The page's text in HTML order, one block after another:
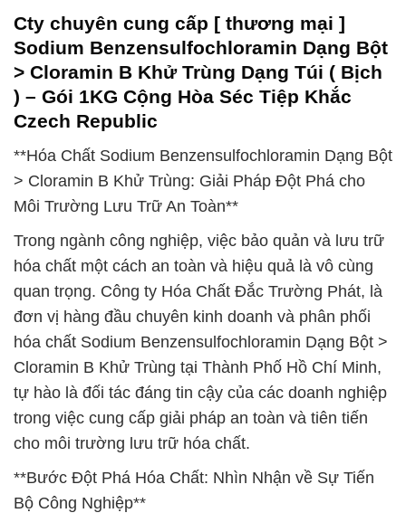
Cty chuyên cung cấp [ thương mại ]
Sodium Benzensulfochloramin Dạng Bột
> Cloramin B Khử Trùng Dạng Túi ( Bịch
) – Gói 1KG Cộng Hòa Séc Tiệp Khắc
Czech Republic
**Hóa Chất Sodium Benzensulfochloramin Dạng Bột
> Cloramin B Khử Trùng: Giải Pháp Đột Phá cho
Môi Trường Lưu Trữ An Toàn**
Trong ngành công nghiệp, việc bảo quản và lưu trữ
hóa chất một cách an toàn và hiệu quả là vô cùng
quan trọng. Công ty Hóa Chất Đắc Trường Phát, là
đơn vị hàng đầu chuyên kinh doanh và phân phối
hóa chất Sodium Benzensulfochloramin Dạng Bột >
Cloramin B Khử Trùng tại Thành Phố Hồ Chí Minh,
tự hào là đối tác đáng tin cậy của các doanh nghiệp
trong việc cung cấp giải pháp an toàn và tiên tiến
cho môi trường lưu trữ hóa chất.
**Bước Đột Phá Hóa Chất: Nhìn Nhận về Sự Tiến
Bộ Công Nghiệp**